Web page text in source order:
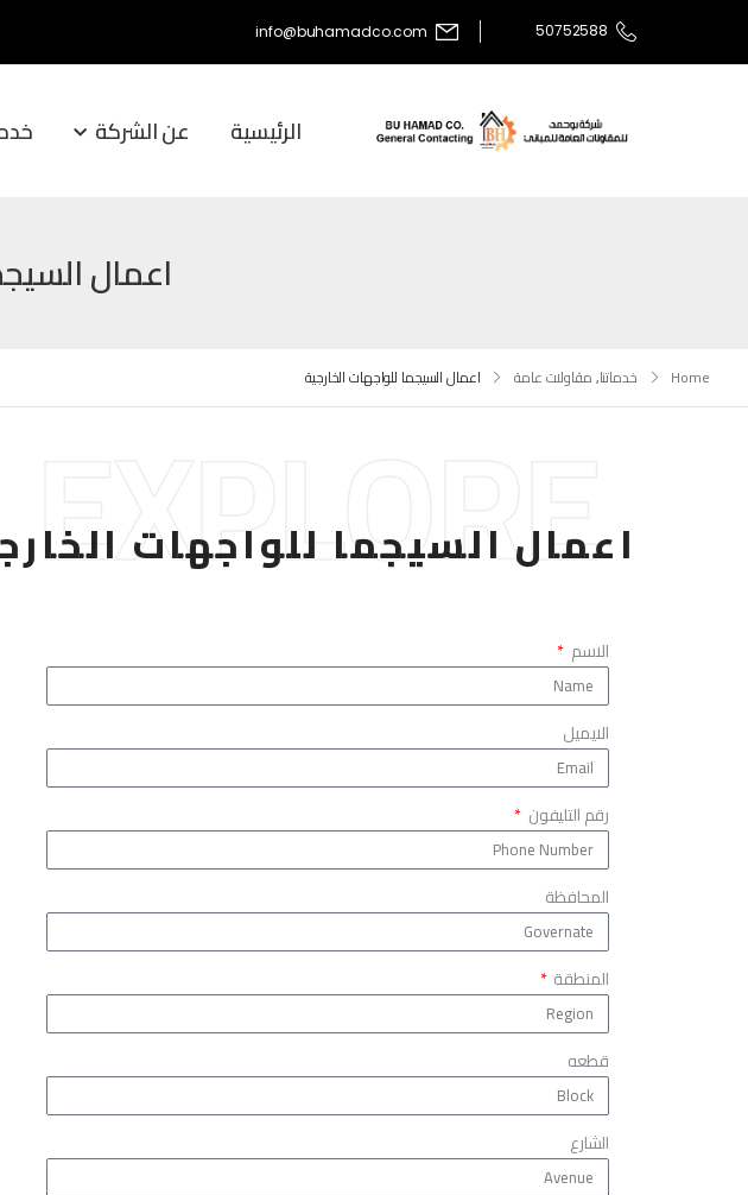
50752588
info@buhamadco.com
الرئيسية عن الشركة
اعمال
Home خدماتنا,مقاولات عامة اعمال السيجما للواجهات الخارجية
EXPLORE
اعمال السيجما للواجهات
الاسم
الايميل
رقم التليفون
المحافظة
المنطقة
قطعه
الشارع